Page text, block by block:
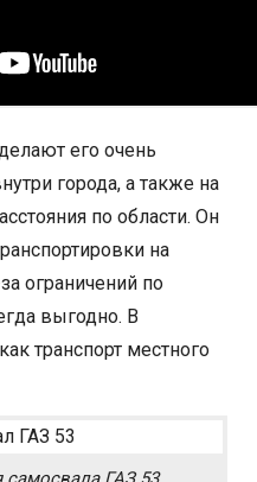
его очень
города, а также на
по области. Он
на
ограничений по
выгодно. В
транспорт местного